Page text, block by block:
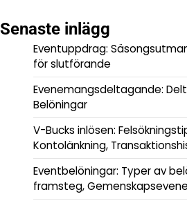
Senaste inlägg
Eventuppdrag:
för slutförande
Evenemangsdeltagande:
Belöningar
V-Bucks inlösen:
Kontolänkning,
Eventbelöningar: Typer av
framsteg,